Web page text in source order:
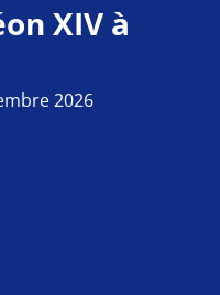
XIV à
2026